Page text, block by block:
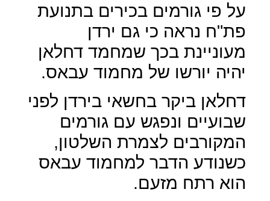
על פי גורמים בכירים בתנועת
פת"ח נראה כי גם ירדן
מעוניינת בכך שמחמד דחלאן
יהיה יורשו של מחמוד עבאס.
דחלאן ביקר בחשאי בירדן לפני
שבועיים ונפגש עם גורמים
המקורבים לצמרת השלטון,
כשנודע הדבר למחמוד עבאס
הוא רתח מזעם.